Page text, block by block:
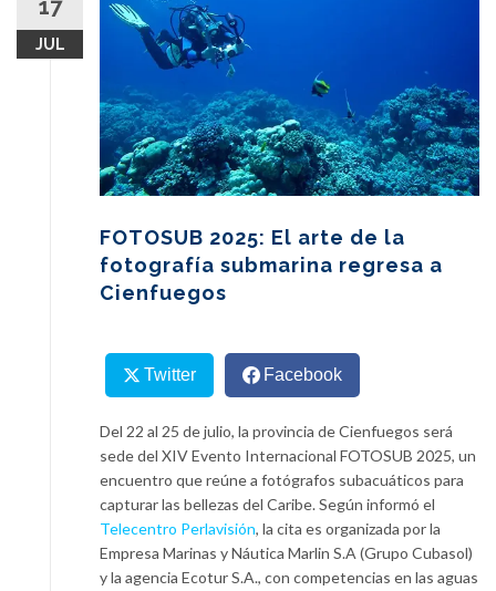
content
17
JUL
FOTOSUB 2025: El arte de la
fotografía submarina regresa a
Cienfuegos
Twitter Facebook
Del 22 al 25 de julio, la provincia de Cienfuegos será
sede del XIV Evento Internacional FOTOSUB 2025, un
encuentro que reúne a fotógrafos subacuáticos para
capturar las bellezas del Caribe. Según informó el
Telecentro Perlavisión, la cita es organizada por la
Empresa Marinas y Náutica Marlin S.A (Grupo Cubasol)
y la agencia Ecotur S.A., con competencias en las aguas